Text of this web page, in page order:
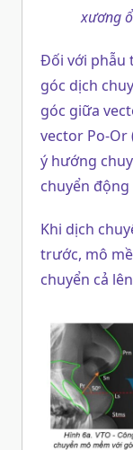
xương
Đối với phẫu
góc dịch
góc giữa
vector Po-
ý hướng
chuyển
Khi dịch
trước, mô
chuyển cả